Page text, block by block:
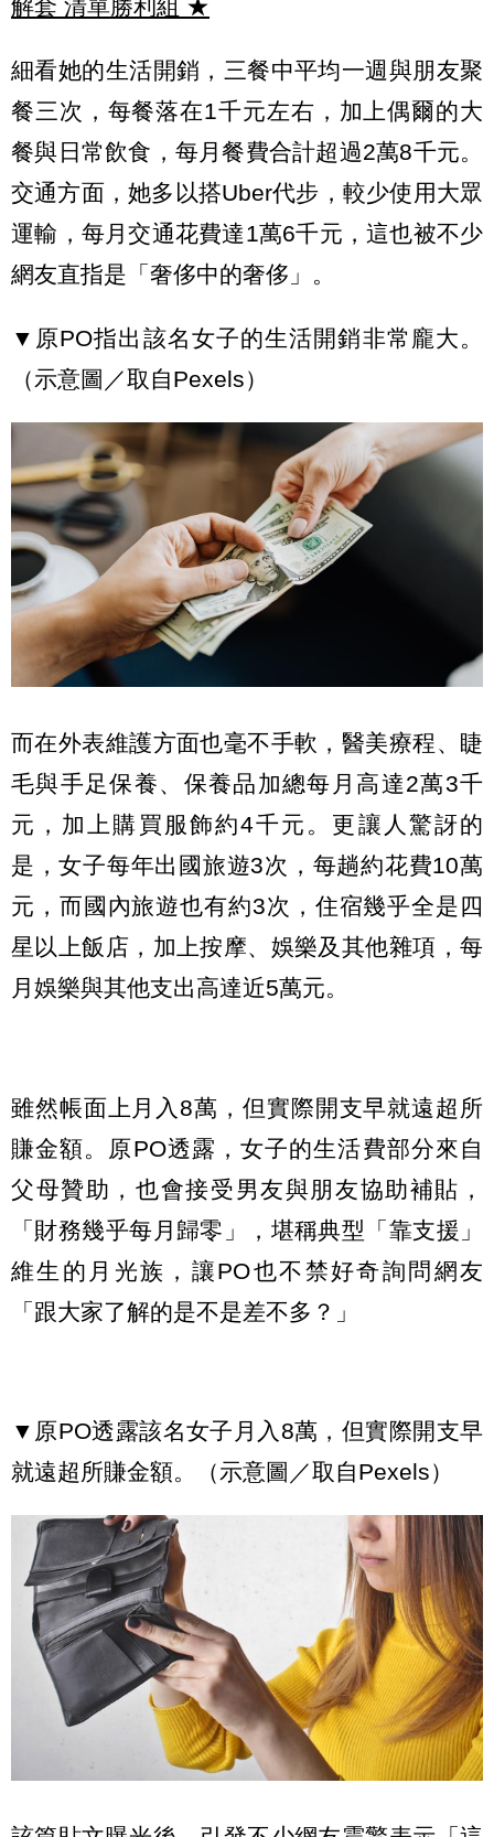
解套 清單勝利組 ★
細看她的生活開銷，三餐中平均一週與朋友聚
餐三次，每餐落在1千元左右，加上偶爾的大
餐與日常飲食，每月餐費合計超過2萬8千元。
交通方面，她多以搭Uber代步，較少使用大眾
運輸，每月交通花費達1萬6千元，這也被不少
網友直指是「奢侈中的奢侈」。
▼原PO指出該名女子的生活開銷非常龐大。
（示意圖／取自Pexels）
而在外表維護方面也毫不手軟，醫美療程、睫
毛與手足保養、保養品加總每月高達2萬3千
元，加上購買服飾約4千元。更讓人驚訝的
是，女子每年出國旅遊3次，每趟約花費10萬
元，而國內旅遊也有約3次，住宿幾乎全是四
星以上飯店，加上按摩、娛樂及其他雜項，每
月娛樂與其他支出高達近5萬元。
雖然帳面上月入8萬，但實際開支早就遠超所
賺金額。原PO透露，女子的生活費部分來自
父母贊助，也會接受男友與朋友協助補貼，
「財務幾乎每月歸零」，堪稱典型「靠支援」
維生的月光族，讓PO也不禁好奇詢問網友
「跟大家了解的是不是差不多？」
▼原PO透露該名女子月入8萬，但實際開支早
就遠超所賺金額。（示意圖／取自Pexels）